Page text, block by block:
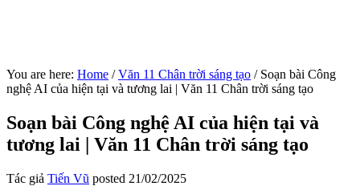
You are here: Home / Văn 11 Chân trời sáng tạo /Soạn bài Công
nghệ AI của hiện tại và tương lai | Văn 11 Chân trời sáng tạo
Soạn bài Công nghệ AI của hiện tại và
tương lai | Văn 11 Chân trời sáng tạo
Tác giả Tiến Vũ posted 21/02/2025